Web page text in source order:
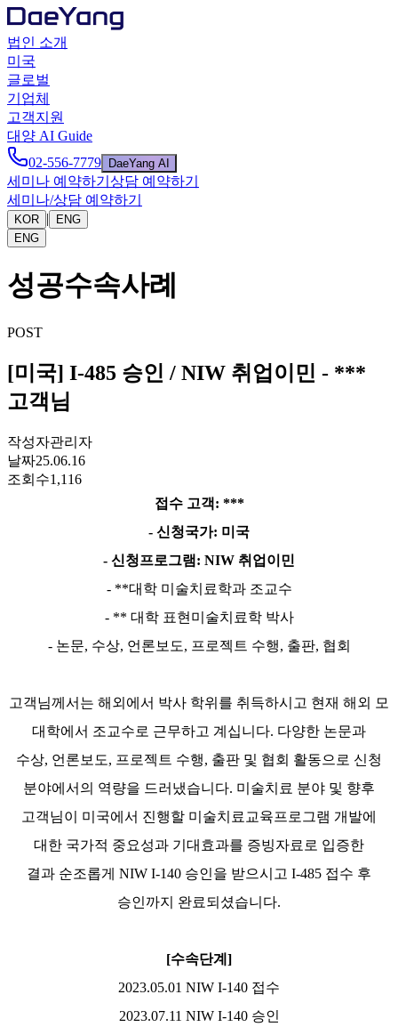
법인 소개
미국
글로벌
기업체
고객지원
대양 AI Guide
02-556-7779
DaeYang AI
세미나 예약하기 상담 예약하기
세미나/상담 예약하기
KOR |
ENG
ENG
성공수속사례
POST
[미국] I-485 승인 / NIW 취업이민 - ***
고객님
작성자관리자
날짜25.06.16
조회수1,116
접수 고객: ***
- 신청국가: 미국
- 신청프로그램: NIW 취업이민
- **대학 미술치료학과 조교수
- ** 대학 표현미술치료학 박사
- 논문, 수상, 언론보도, 프로젝트 수행, 출판, 협회
고객님께서는 해외에서 박사 학위를 취득하시고 현재 해외 모
대학에서 조교수로 근무하고 계십니다. 다양한 논문과
수상, 언론보도, 프로젝트 수행, 출판 및 협회 활동으로 신청
분야에서의 역량을 드러냈습니다. 미술치료 분야 및 향후
고객님이 미국에서 진행할 미술치료교육프로그램 개발에
대한 국가적 중요성과 기대효과를 증빙자료로 입증한
결과 순조롭게 NIW I-140 승인을 받으시고 I-485 접수 후
승인까지 완료되셨습니다.
[수속단계 ]
2023.05.01 NIW I-140 접수
2023.07.11 NIW I-140 승인